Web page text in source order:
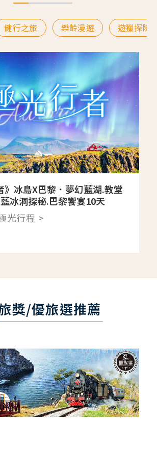
健行之旅 樂齡漫遊 遊獵探險
》冰島X巴黎．夢幻藍湖.教堂
冰洞探秘.巴黎饗宴10天
光行程 >
獎/優旅選推薦